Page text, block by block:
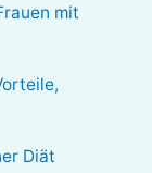
mit
Diät